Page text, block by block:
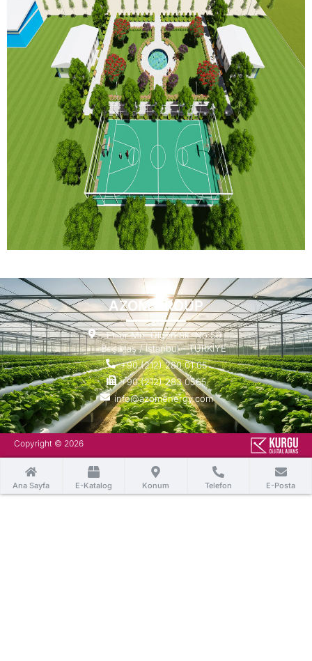
AZOM GROUP
Etiler Mh. Ülgen Sk. No:50
Beşiktaş / İstanbul - TÜRKİYE
+90 (212) 280 01 05
+90 (212) 283 0565
info@azomenergy.com
Copyright © 2026
Ana Sayfa E-Katalog Konum Telefon E-Posta